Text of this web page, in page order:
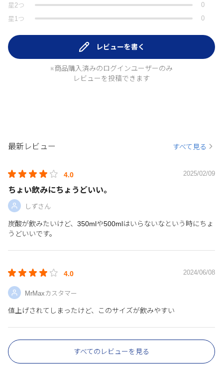
星 2つ
0
星 1つ 0
レビューを書く
※商品購入済みのログインユーザーのみ
レビューを投稿できます
最新レビュー すべて見る
4.0 2025/02/09
ちょい飲みにちょうどいい。
しずさん
炭酸が飲みたいけど、350mlや500mlはいらないなという時にちょ
うどいいです。
4.0 2024/06/08
MrMaxカスタマー
値上げされてしまったけど、このサイズが飲みやすい
すべてのレビューを見る